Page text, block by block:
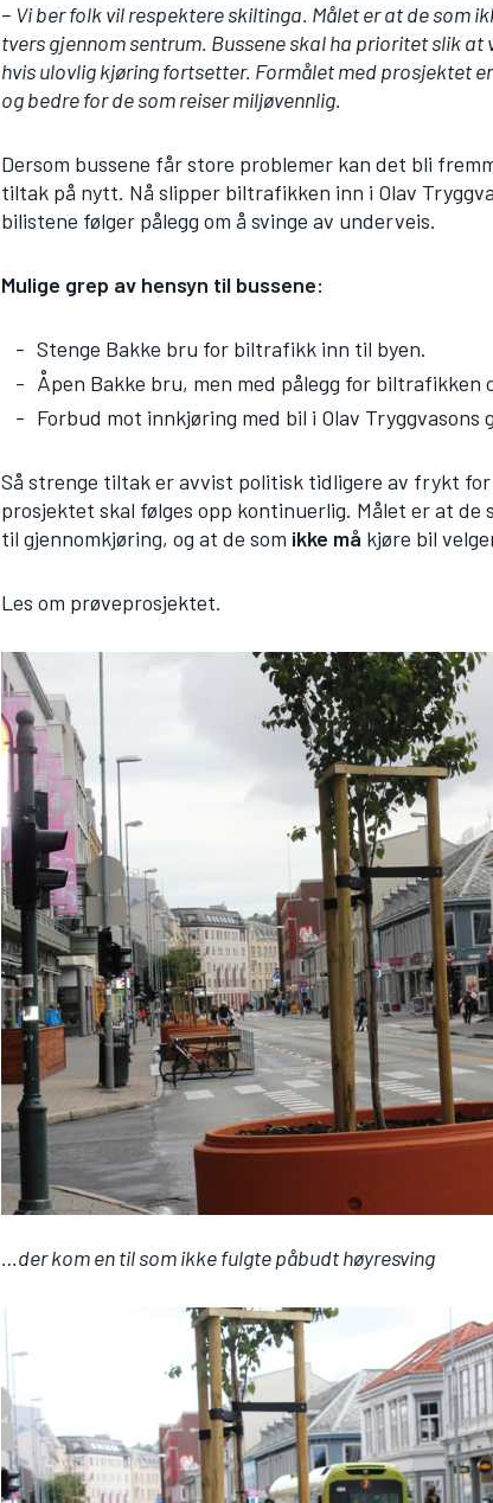
– Vi ber folk vil respektere skiltinga. Målet er at de som
tvers gjennom sentrum. Bussene skal ha prioritet slik
hvis ulovlig kjøring fortsetter. Formålet med prosjektet
og bedre for de som reiser miljøvennlig.
Dersom bussene får store problemer kan det bli
tiltak på nytt. Nå slipper biltrafikken inn i Olav
bilistene følger pålegg om å svinge av underveis.
Mulige grep av hensyn til bussene:
Stenge Bakke bru for biltrafikk inn til byen.
Åpen Bakke bru, men med pålegg for biltrafikken
Forbud mot innkjøring med bil i Olav Tryggvasons
Så strenge tiltak er avvist politisk tidligere av frykt
prosjektet skal følges opp kontinuerlig. Målet er at de
til gjennomkjøring, og at de som ikke må kjøre bil
Les om prøveprosjektet.
…der kom en til som ikke fulgte påbudt høyresving